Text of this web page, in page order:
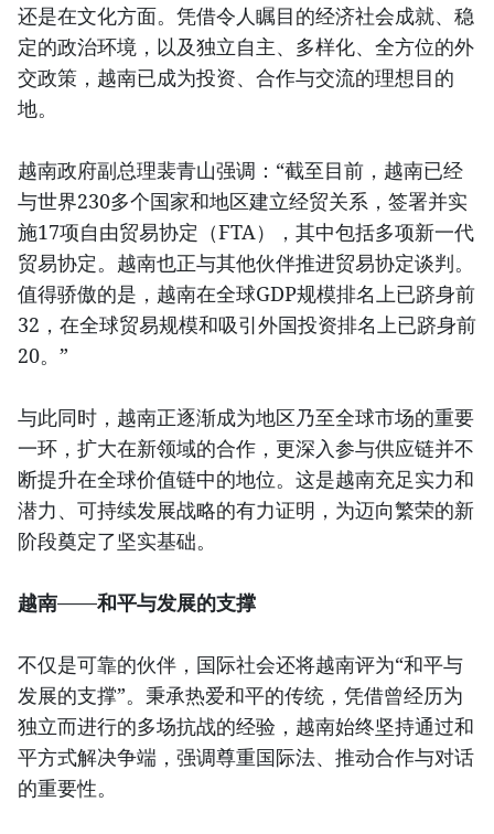
还是在文化方面。凭借令人瞩目的经济社会成就、稳
定的政治环境，以及独立自主、多样化、全方位的外
交政策，越南已成为投资、合作与交流的理想目的
地。
越南政府副总理裴青山强调：“截至目前，越南已经
与世界230多个国家和地区建立经贸关系，签署并实
施17项自由贸易协定（FTA），其中包括多项新一代
贸易协定。越南也正与其他伙伴推进贸易协定谈判。
值得骄傲的是，越南在全球GDP规模排名上已跻身前
32，在全球贸易规模和吸引外国投资排名上已跻身前
20。”
与此同时，越南正逐渐成为地区乃至全球市场的重要
一环，扩大在新领域的合作，更深入参与供应链并不
断提升在全球价值链中的地位。这是越南充足实力和
潜力、可持续发展战略的有力证明，为迈向繁荣的新
阶段奠定了坚实基础。
越南——和平与发展的支撑
不仅是可靠的伙伴，国际社会还将越南评为“和平与
发展的支撑”。秉承热爱和平的传统，凭借曾经历为
独立而进行的多场抗战的经验，越南始终坚持通过和
平方式解决争端，强调尊重国际法、推动合作与对话
的重要性。